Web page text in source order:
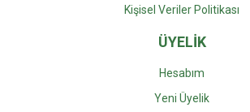
Kişisel Veriler Politikası
ÜYELİK
Hesabım
Yeni Üyelik